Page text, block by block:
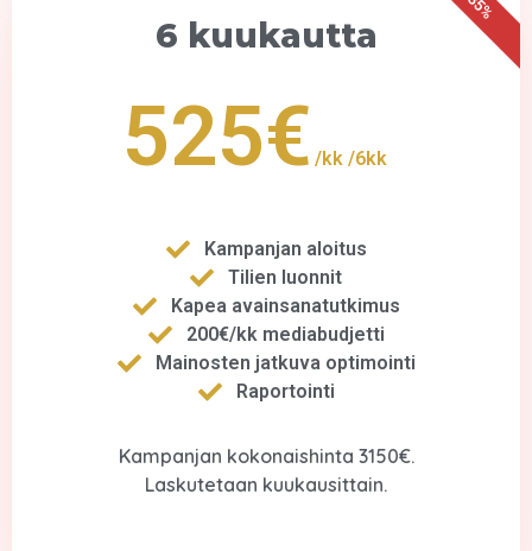
6 kuukautta
525€
/kk /6kk
Kampanjan aloitus
Tilien luonnit
Kapea avainsanatutkimus
200€/kk mediabudjetti
Mainosten jatkuva optimointi
Raportointi
Kampanjan kokonaishinta 3150€.
Laskutetaan kuukausittain.